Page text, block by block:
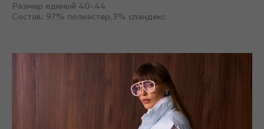
Размер единый 40-44
Состав: 97% полиэстер,3% спандекс